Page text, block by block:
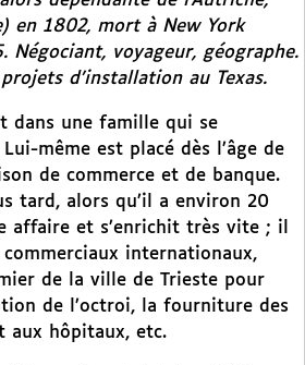
en 1802, mort à New York
Négociant, voyageur, géographe.
d’installation au Texas.
dans une famille qui se
même est placé dès l’âge de
de commerce et de banque.
tard, alors qu’il a environ 20
affaire et s’enrichit très vite ; il
commerciaux internationaux,
de la ville de Trieste pour
de l’octroi, la fourniture des
aux hôpitaux, etc.